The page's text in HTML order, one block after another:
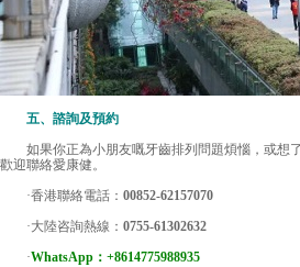
五、諮詢及預約
如果你正為小朋友嘅牙齒排列問題煩惱，或想了
歡迎聯絡愛康健。
·香港聯絡電話： 00852-62157070
·大陸咨詢熱線： 0755-61302632
·WhatsApp：+8614775988935